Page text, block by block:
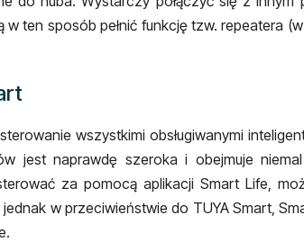
ten sposób pełnić funkcję tzw. repeatera
wszystkimi obsługiwanymi
jest naprawdę szeroka i obejmuje
za pomocą aplikacji Smart Life,
w przeciwieństwie do TUYA Smart,